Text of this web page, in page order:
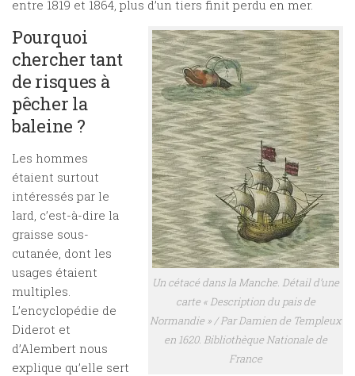
entre 1819 et 1864, plus d’un tiers finit perdu en mer.
Un cétacé dans la Manche. Détail d’une
carte « Description du pais de
Normandie » / Par Damien de Templeux
en 1620. Bibliothèque Nationale de
France
Pourquoi
chercher tant
de risques à
pêcher la
baleine ?
Les hommes
étaient surtout
intéressés par le
lard, c’est-à-dire la
graisse sous-
cutanée, dont les
usages étaient
multiples.
L’encyclopédie de
Diderot et
d’Alembert nous
explique qu’elle sert